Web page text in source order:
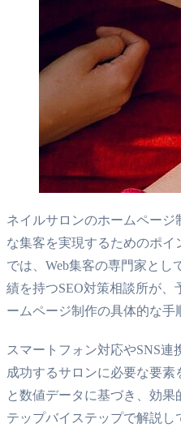
ネイルサロンのホームページ
な集客を実現するためのポ
では、Web集客の専門家とし
績を持つSEO対策相談所が
ームページ制作の具体的な手
スマートフォン対応やSNS連
成功するサロンに必要な要
と数値データに基づき、効
テップバイステップで解説